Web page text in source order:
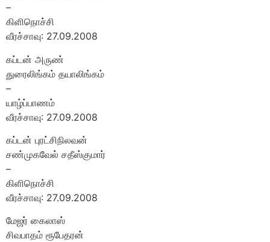
–
கிளிநொச்சி
வீரச்சாவு: 27.09.2008
கப்டன் அருண்
துரைலிங்கம் தயாலிங்கம்
–
யாழ்ப்பாணம்
வீரச்சாவு: 27.09.2008
கப்டன் புரட்சிநிலவன்
சண்முகவேல் சதீஸ்குமார்
–
கிளிநொச்சி
வீரச்சாவு: 27.09.2008
மேஜர் கைலாஸ்
சிவபாதம் ரூபேதரன்